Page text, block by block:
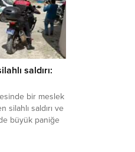
bünyesinde İl
Alkol
tüm...
saldırı:
bir meslek
silahlı saldırı ve
büyük paniğe
sayıda özel
sevk